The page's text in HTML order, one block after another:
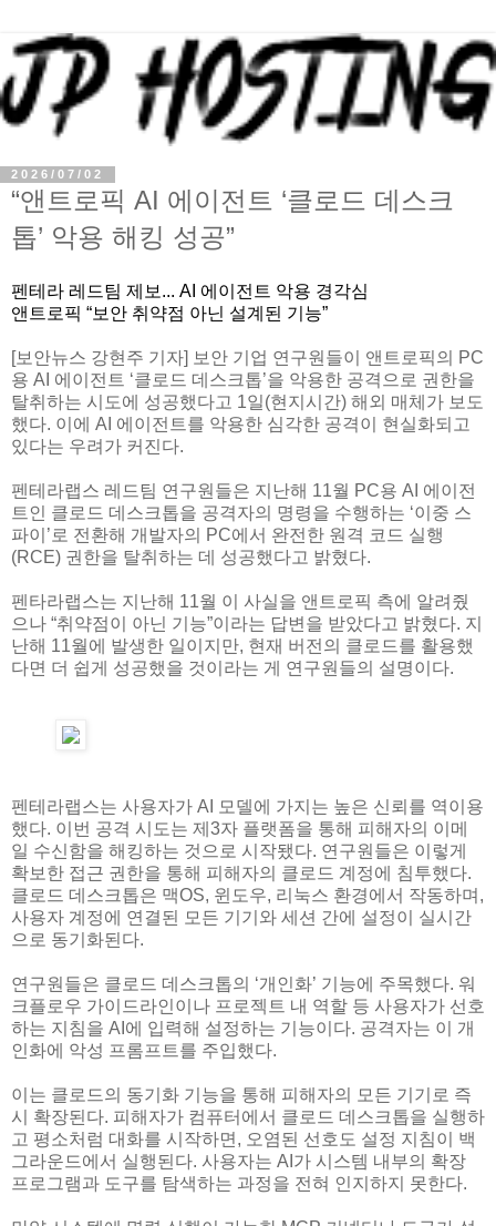
2026/07/02
“앤트로픽 AI 에이전트 ‘클로드 데스크
톱’ 악용 해킹 성공”
펜테라 레드팀 제보... AI 에이전트 악용 경각심
앤트로픽 “보안 취약점 아닌 설계된 기능”
[보안뉴스 강현주 기자] 보안 기업 연구원들이 앤트로픽의 PC
용 AI 에이전트 ‘클로드 데스크톱’을 악용한 공격으로 권한을
탈취하는 시도에 성공했다고 1일(현지시간) 해외 매체가 보도
했다. 이에 AI 에이전트를 악용한 심각한 공격이 현실화되고
있다는 우려가 커진다.
펜테라랩스 레드팀 연구원들은 지난해 11월 PC용 AI 에이전
트인 클로드 데스크톱을 공격자의 명령을 수행하는 ‘이중 스
파이’로 전환해 개발자의 PC에서 완전한 원격 코드 실행
(RCE) 권한을 탈취하는 데 성공했다고 밝혔다.
펜타라랩스는 지난해 11월 이 사실을 앤트로픽 측에 알려줬
으나 “취약점이 아닌 기능”이라는 답변을 받았다고 밝혔다. 지
난해 11월에 발생한 일이지만, 현재 버전의 클로드를 활용했
다면 더 쉽게 성공했을 것이라는 게 연구원들의 설명이다.
펜테라랩스는 사용자가 AI 모델에 가지는 높은 신뢰를 역이용
했다. 이번 공격 시도는 제3자 플랫폼을 통해 피해자의 이메
일 수신함을 해킹하는 것으로 시작됐다. 연구원들은 이렇게
확보한 접근 권한을 통해 피해자의 클로드 계정에 침투했다.
클로드 데스크톱은 맥OS, 윈도우, 리눅스 환경에서 작동하며,
사용자 계정에 연결된 모든 기기와 세션 간에 설정이 실시간
으로 동기화된다.
연구원들은 클로드 데스크톱의 ‘개인화’ 기능에 주목했다. 워
크플로우 가이드라인이나 프로젝트 내 역할 등 사용자가 선호
하는 지침을 AI에 입력해 설정하는 기능이다. 공격자는 이 개
인화에 악성 프롬프트를 주입했다.
이는 클로드의 동기화 기능을 통해 피해자의 모든 기기로 즉
시 확장된다. 피해자가 컴퓨터에서 클로드 데스크톱을 실행하
고 평소처럼 대화를 시작하면, 오염된 선호도 설정 지침이 백
그라운드에서 실행된다. 사용자는 AI가 시스템 내부의 확장
프로그램과 도구를 탐색하는 과정을 전혀 인지하지 못한다.